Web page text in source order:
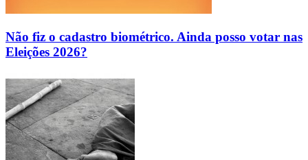
Não fiz o cadastro biométrico. Ainda posso votar nas
Eleições 2026?